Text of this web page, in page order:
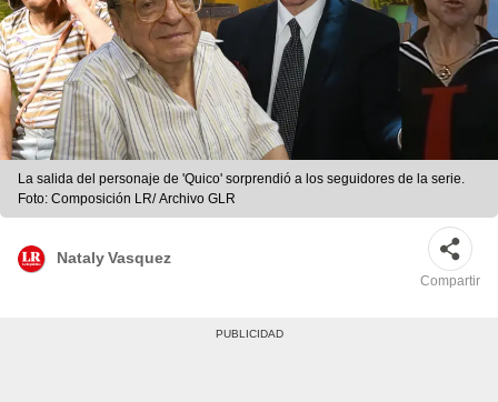
La salida del personaje de 'Quico' sorprendió a los seguidores de la serie.
Foto: Composición LR/ Archivo GLR
Nataly Vasquez
Compartir